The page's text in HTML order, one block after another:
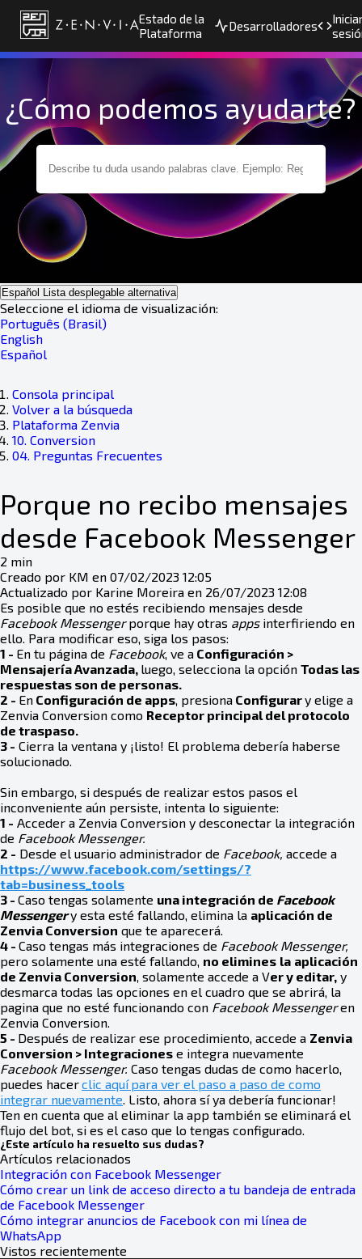
Estado de la
Plataforma
Desarrolladores
¿Cómo podemos ayudarte?
Español Lista desplegable alternativa
Seleccione el idioma de visualización:
Português (Brasil)
English
Español
Consola principal
Volver a la búsqueda
Plataforma Zenvia
10. Conversion
04. Preguntas Frecuentes
Porque no recibo mensajes
desde Facebook Messenger
2 min
Creado por KM en 07/02/2023 12:05
Actualizado por Karine Moreira en 26/07/2023 12:08
Es posible que no estés recibiendo mensajes desde
Facebook Messengerporque hay otras apps interfiriendo en
ello. Para modificar eso, siga los pasos:
1 - En tu página de Facebook, ve a Configuración >
Mensajería Avanzada, luego, selecciona la opción Todas las
respuestas son de personas.
2 - En Configuración de apps, presiona Configurary elige a
Zenvia Conversion como Receptor principal del protocolo
de traspaso.
3 - Cierra la ventana y ¡listo! El problema debería haberse
solucionado.
Sin embargo, si después de realizar estos pasos el
inconveniente aún persiste, intenta lo siguiente:
1 - Acceder a Zenvia Conversion y desconectar la integración
de Facebook Messenger.
2 - Desde el usuario administrador de Facebook, accede a
https://www.facebook.com/settings/?
tab=business_tools
3 - Caso tengas solamente una integración de Facebook
Messengery esta esté fallando, elimina la aplicación de
Zenvia Conversion que te aparecerá.
4 - Caso tengas más integraciones de Facebook Messenger,
pero solamente una esté fallando, no elimines la aplicación
de Zenvia Conversion, solamente accede a Ver y editar, y
desmarca todas las opciones en el cuadro que se abrirá, la
pagina que no esté funcionando con Facebook Messengeren
Zenvia Conversion.
5 - Después de realizar ese procedimiento, accede a Zenvia
Conversion > Integraciones e integra nuevamente
Facebook Messenger. Caso tengas dudas de como hacerlo,
puedes hacerclic aquí para ver el paso a paso de como
integrar nuevamente. Listo, ahora sí ya debería funcionar!
Ten en cuenta que al eliminar la app también se eliminará el
flujo del bot, si es el caso que lo tengas configurado.
¿Este artículo ha resuelto sus dudas?
Artículos relacionados
Integración con Facebook Messenger
Cómo crear un link de acceso directo a tu bandeja de entrada
de Facebook Messenger
Cómo integrar anuncios de Facebook con mi línea de
WhatsApp
Vistos recientemente